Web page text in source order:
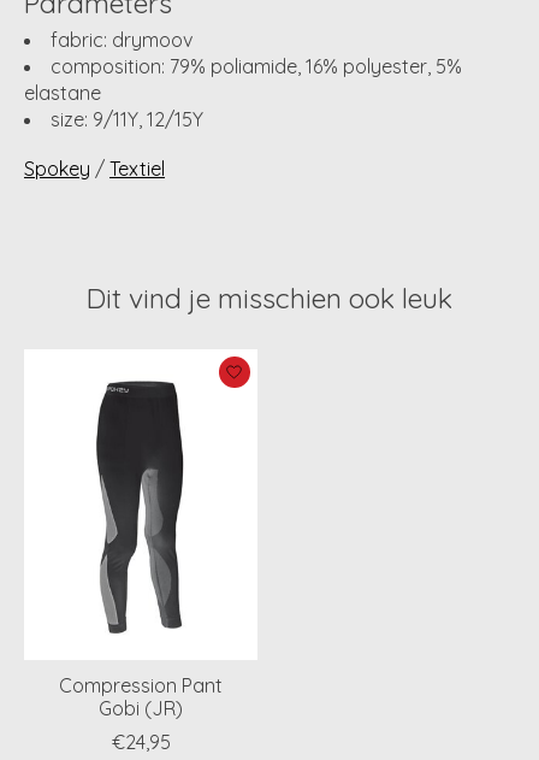
fabric: drymoov
composition: 79% poliamide, 16% polyester, 5%
elastane
size: 9/11Y, 12/15Y
Spokey / Textiel
Dit vind je misschien ook leuk
Items van productcarrousel
Compression Pant
Gobi (JR)
€24,95